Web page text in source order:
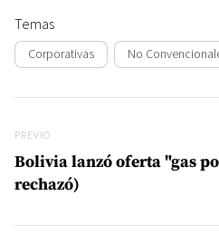
Temas
Corporativas No
Previo
PREVIO
Bolivia lanzó oferta "gas
rechazó)